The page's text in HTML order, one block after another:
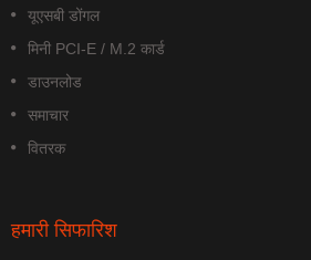
यूएसबी डोंगल
मिनी PCI-E / M.2 कार्ड
डाउनलोड
समाचार
वितरक
हमारी सिफारिश